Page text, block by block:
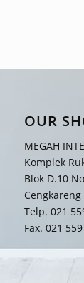
OUR
MEGAH
Komplek
Blok D.10
Telp. 021
Fax. 021